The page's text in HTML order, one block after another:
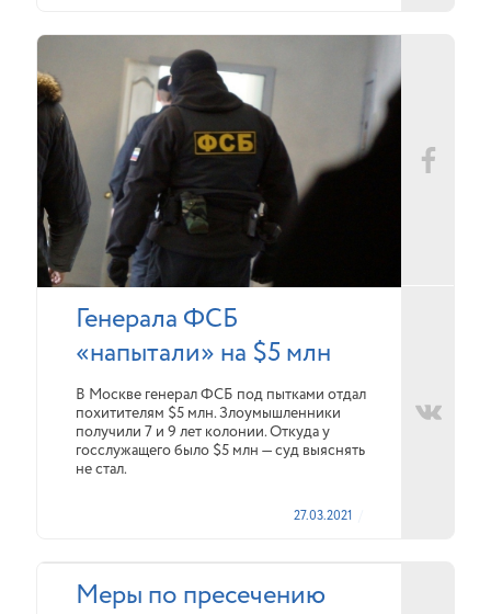
Генерала ФСБ
«напытали» на $5 млн
В Москве генерал ФСБ под пытками отдал
похитителям $5 млн. Злоумышленники
получили 7 и 9 лет колонии. Откуда у
госслужащего было $5 млн — суд выяснять
не стал.
27.03.2021
Меры по пресечению